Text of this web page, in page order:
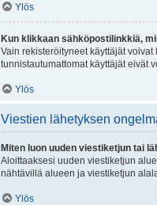
Ylös
Kun klikkaan sähköpostilinkkiä,
Vain rekisteröityneet käyttäjät
tunnistautumattomat käyttäjät eivät
Ylös
Viestien lähetyksen
Miten luon uuden viestiketjun tai
Aloittaaksesi uuden viestiketjun
nähtävillä alueen ja viestiketjun
Ylös